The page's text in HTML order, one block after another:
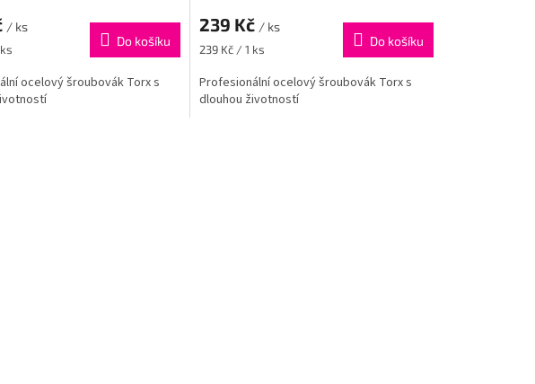
/ ks
Do košíku
ocelový šroubovák Torx s
239 Kč / ks
Měrná
239 Kč / 1 ks
Do košíku
Profesionální ocelový šroubovák Torx s
dlouhou životností